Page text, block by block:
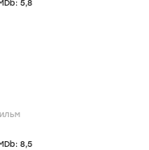
IMDb: 5,8
8,5